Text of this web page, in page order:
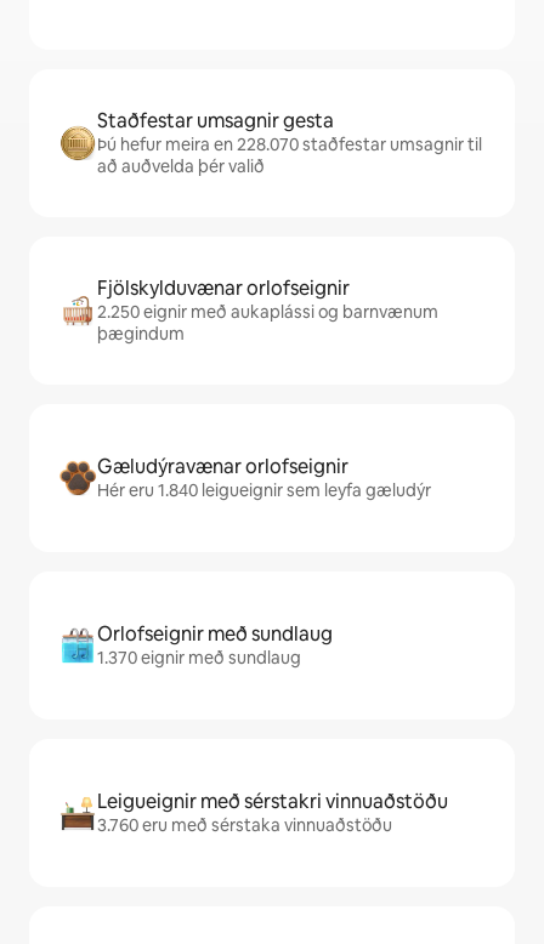
Staðfestar umsagnir gesta
Þú hefur meira en 228.070 staðfestar umsagnir til
að auðvelda þér valið
Fjölskylduvænar orlofseignir
2.250 eignir með aukaplássi og barnvænum
þægindum
Gæludýravænar orlofseignir
Hér eru 1.840 leigueignir sem leyfa gæludýr
Orlofseignir með sundlaug
1.370 eignir með sundlaug
Leigueignir með sérstakri vinnuaðstöðu
3.760 eru með sérstaka vinnuaðstöðu